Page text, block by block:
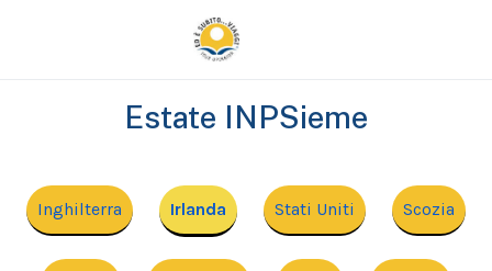
Estate INPSieme
Inghilterra Irlanda Stati Uniti Scozia